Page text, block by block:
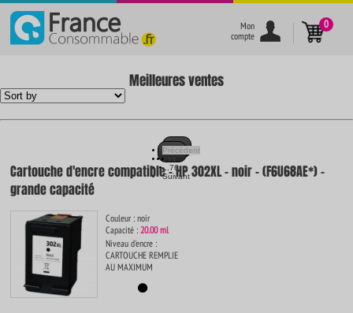
}
Mon
compte
0
Meilleures ventes
Précédent
1 2 3
... 76
Suivant
Cartouche d'encre compatible - HP 302XL - noir - (F6U68AE*) -
grande capacité
Couleur : noir
Capacité :20.00 ml
Niveau d'encre :
CARTOUCHE REMPLIE
AU MAXIMUM